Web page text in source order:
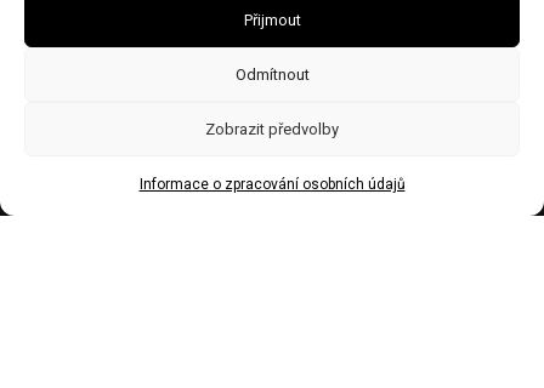
Přijmout
Odmítnout
Zobrazit předvolby
Informace o zpracování osobních údajů